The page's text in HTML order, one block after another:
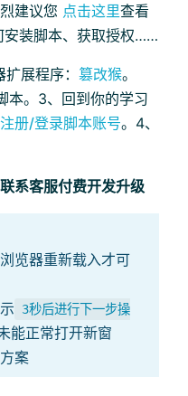
建议您 点击这里查看
安装脚本、获取授权……
展程序： 篡改猴。
本。3、回到你的学习
注册/登录脚本账号。4、
系客服付费开发升级
览器重新载入才可
3秒后进行下一步操
能正常打开新窗
案